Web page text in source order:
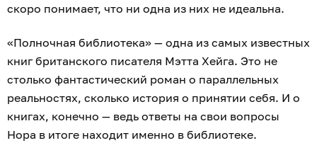
скоро понимает, что ни одна из них не идеальна.
«Полночная библиотека» — одна из самых известных
книг британского писателя Мэтта Хейга. Это не
столько фантастический роман о параллельных
реальностях, сколько история о принятии себя. И о
книгах, конечно — ведь ответы на свои вопросы
Нора в итоге находит именно в библиотеке.